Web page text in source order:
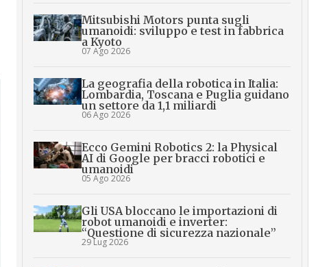
Mitsubishi Motors punta sugli
umanoidi: sviluppo e test in fabbrica
a Kyoto
07 Ago 2026
La geografia della robotica in Italia:
Lombardia, Toscana e Puglia guidano
un settore da 1,1 miliardi
06 Ago 2026
Ecco Gemini Robotics 2: la Physical
AI di Google per bracci robotici e
umanoidi
05 Ago 2026
Gli USA bloccano le importazioni di
robot umanoidi e inverter:
“Questione di sicurezza nazionale”
29 Lug 2026